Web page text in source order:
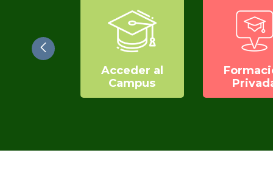
tramitar
Acceder al
Campus